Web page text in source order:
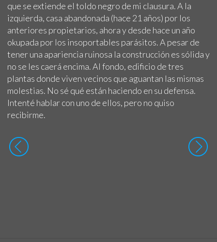
que se extiende el toldo negro de mi clausura. A la
izquierda, casa abandonada (hace 21 años) por los
anteriores propietarios, ahora y desde hace un año
okupada por los insoportables parásitos. A pesar de
tener una apariencia ruinosa la construcción es sólida y
no se les caerá encima. Al fondo, edificio de tres
plantas donde viven vecinos que aguantan las mismas
molestias. No sé qué están haciendo en su defensa.
Intenté hablar con uno de ellos, pero no quiso
recibirme.